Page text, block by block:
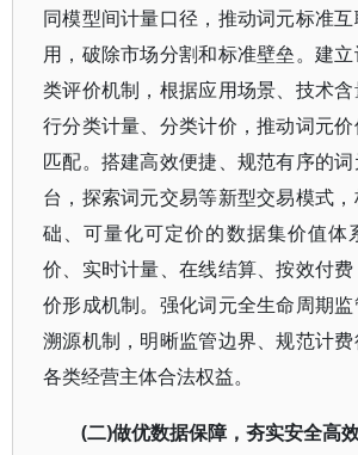
同模型间计量口径，推动词元标准
用，破除市场分割和标准壁垒。建
类评价机制，根据应用场景、技术
行分类计量、分类计价，推动词元
匹配。搭建高效便捷、规范有序的
台，探索词元交易等新型交易模式
础、可量化可定价的数据集价值体
价、实时计量、在线结算、按效付
价形成机制。强化词元全生命周期
溯源机制，明晰监管边界、规范计
各类经营主体合法权益。
(二)做优数据保障，夯实安全高